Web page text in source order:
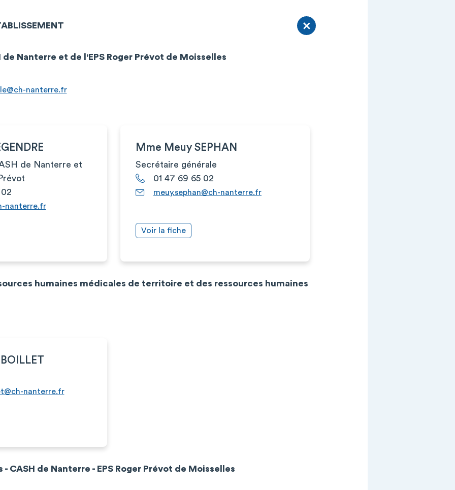
Nanterre et de l'EPS Roger Prévot de Moisselles
nanterre.fr
de Nanterre et
nanterre.fr
Mme Meuy SEPHAN
Secrétaire générale
01 47 69 65 02
meuy.sephan@ch-nanterre.fr
Voir la fiche
humaines médicales de territoire et des ressources humaines
nanterre.fr
CASH de Nanterre - EPS Roger Prévot de Moisselles